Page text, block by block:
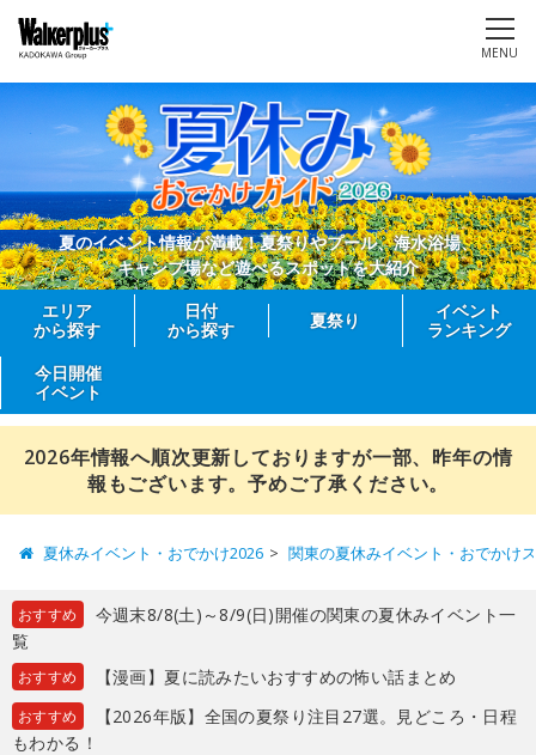
MENU
夏のイベント情報が満載！夏祭りやプール、海水浴場、
キャンプ場など遊べるスポットを大紹介
エリア
から探す
日付
から探す
夏祭り
イベント
ランキング
今日開催
イベント
2026年情報へ順次更新しておりますが一部、昨年の情
報もございます。予めご了承ください。
夏休みイベント・おでかけ2026 関東の夏休みイベント・おでかけ
おすすめ
今週末8/8(土)～8/9(日)開催の関東の夏休みイベント一
覧
おすすめ 【漫画】夏に読みたいおすすめの怖い話まとめ
おすすめ
【2026年版】全国の夏祭り注目27選。見どころ・日程
もわかる！